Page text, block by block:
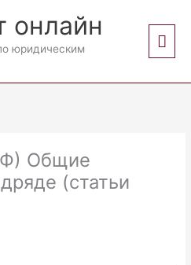
онлайн
юридическим
Общие
(статьи